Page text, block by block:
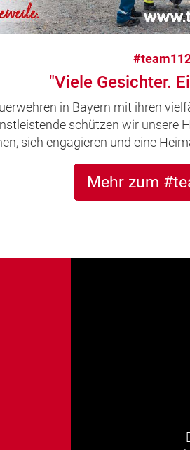
"Viele Gesichter.
in Bayern mit ihren
schützen wir unsere
sich engagieren und eine
Mehr zum